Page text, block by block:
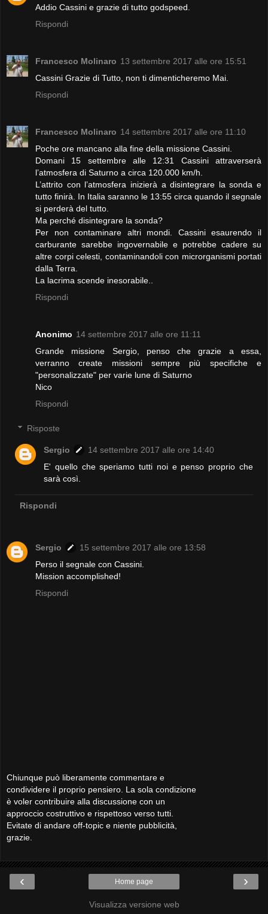
Addio Cassini e grazie di tutto godspeed.
Rispondi
Francesco Molinaro 13 settembre 2017 alle ore 15:51
Cassini Grazie di Tutto, non ti dimenticheremo Mai.
Rispondi
Francesco Molinaro 14 settembre 2017 alle ore 11:10
Poche ore mancano alla fine della missione Cassini.
Domani 15 settembre alle 12:31 Cassini attraverserà
l’atmosfera di Saturno a circa 120.000 km/h.
L’attrito con l’atmosfera inizierà a disintegrare la sonda e
tutto finirà. In Italia saranno le 13:55 circa quando il segnale
si perderà del tutto.
Ma perché disintegrare la sonda?
Per non contaminare altri mondi. Cassini esaurendo il
carburante sarebbe ingovernabile e potrebbe cadere su
altre corpi celesti, contaminandoli con microrganismi portati
dalla Terra.
La lacrima scende inesorabile..
Rispondi
Anonimo 14 settembre 2017 alle ore 11:11
Grande missione Sergio, penso che grazie a essa,
verranno create missioni sempre più specifiche e
"personalizzate" per varie lune di Saturno
Nico
Rispondi
Risposte
Sergio
14 settembre 2017 alle ore 14:40
E' quello che speriamo tutti noi e penso proprio che
sarà così.
Rispondi
Sergio
15 settembre 2017 alle ore 13:58
Perso il segnale con Cassini.
Mission accomplished!
Rispondi
Chiunque può liberamente commentare e
condividere il proprio pensiero. La sola condizione
è voler contribuire alla discussione con un
approccio costruttivo e rispettoso verso tutti.
Evitate di andare off-topic e niente pubblicità,
grazie.
‹ ›
Home page
Visualizza versione web